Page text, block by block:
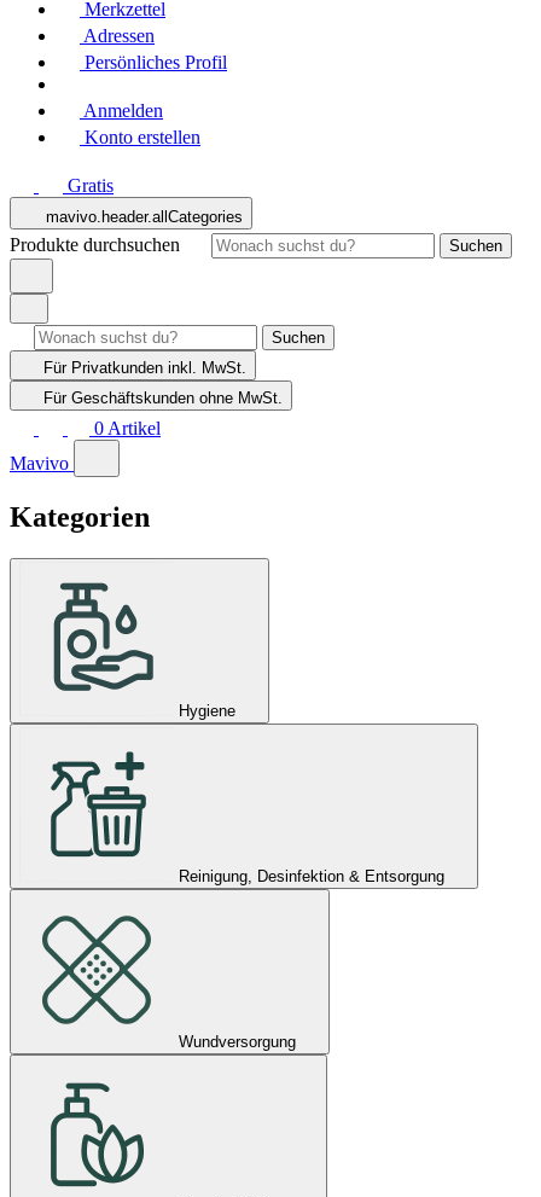
Merkzettel
Adressen
Persönliches Profil
Anmelden
Konto erstellen
Gratis
mavivo.header.allCategories
Produkte durchsuchen Suchen
Suchen
Für Privatkunden inkl. MwSt.
Für Geschäftskunden ohne MwSt.
0 Artikel
Mavivo
Kategorien
Hygiene
Reinigung, Desinfektion & Entsorgung
Wundversorgung